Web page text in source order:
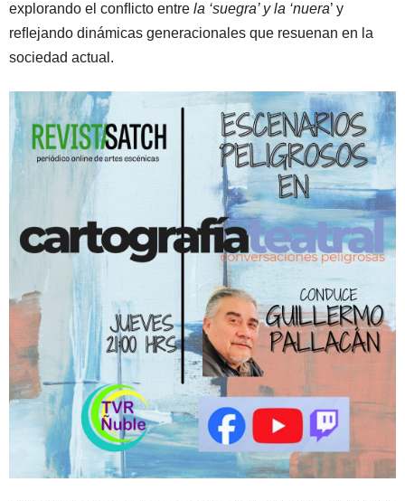
explorando el conﬂicto entre la ‘suegra’ y la ‘nuera’ y
reﬂejando dinámicas generacionales que resuenan en la
sociedad actual.